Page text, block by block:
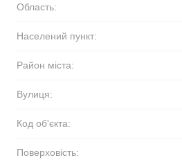
Область:
Населений пункт:
Район міста:
Вулиця:
Код об'єкта:
Поверховість: